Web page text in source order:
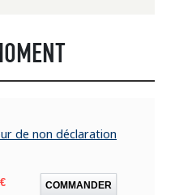
de non déclaration
COMMANDER